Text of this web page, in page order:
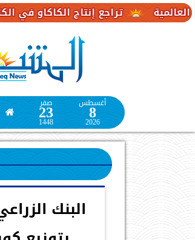
تراجع إنتاج الكاكاو في الكاميرون
أغسطس
8
2026
صفر
23
1448
البنك